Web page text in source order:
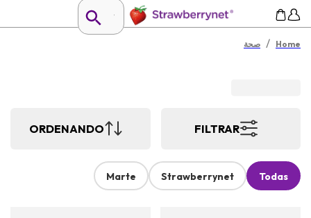
Home
/ صحة
FILTRAR
ORDENANDO
Todas
Strawberrynet
Marte